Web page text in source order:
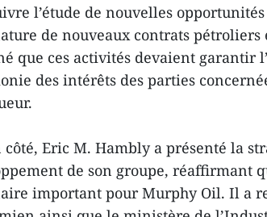
l’étude de nouvelles
de nouveaux contrats
que ces activités devaient garantir
des intérêts des parties
côté, Eric M. Hambly a présenté la
de son groupe, réaffirmant
important pour Murphy Oil. Il a